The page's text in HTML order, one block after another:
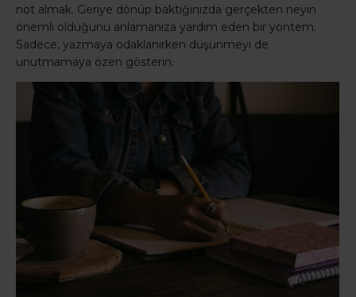
not almak. Geriye dönüp baktığınızda gerçekten neyin
önemli olduğunu anlamanıza yardım eden bir yöntem.
Sadece, yazmaya odaklanırken düşünmeyi de
unutmamaya özen gösterin.